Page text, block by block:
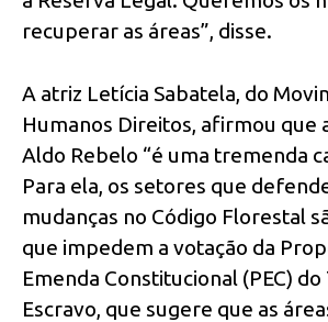
recuperar as áreas”, disse.
A atriz Letícia Sabatela, do
Humanos Direitos, afirmou que
Aldo Rebelo “é uma tremenda
Para ela, os setores que
mudanças no Código Florestal
que impedem a votação da
Emenda Constitucional (PEC)
Escravo, que sugere que as